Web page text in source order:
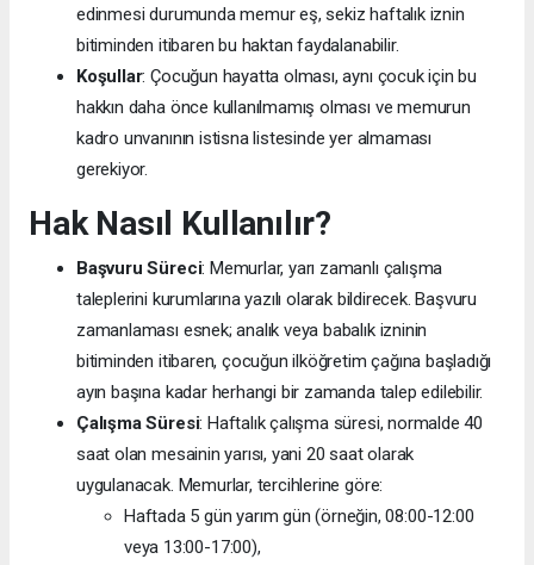
edinmesi durumunda memur eş, sekiz haftalık iznin
bitiminden itibaren bu haktan faydalanabilir.
Koşullar: Çocuğun hayatta olması, aynı çocuk için bu
hakkın daha önce kullanılmamış olması ve memurun
kadro unvanının istisna listesinde yer almaması
gerekiyor.
Hak Nasıl Kullanılır?
Başvuru Süreci: Memurlar, yarı zamanlı çalışma
taleplerini kurumlarına yazılı olarak bildirecek. Başvuru
zamanlaması esnek; analık veya babalık izninin
bitiminden itibaren, çocuğun ilköğretim çağına başladığı
ayın başına kadar herhangi bir zamanda talep edilebilir.
Çalışma Süresi: Haftalık çalışma süresi, normalde 40
saat olan mesainin yarısı, yani 20 saat olarak
uygulanacak. Memurlar, tercihlerine göre:
Haftada 5 gün yarım gün (örneğin, 08:00-12:00
veya 13:00-17:00),